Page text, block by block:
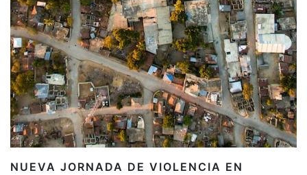
NUEVA JORNADA DE VIOLENCIA EN